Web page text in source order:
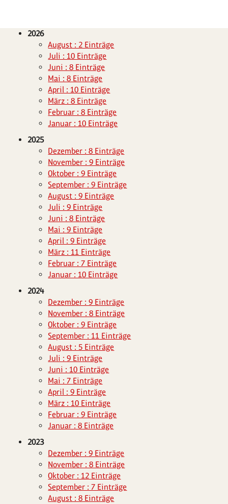
2026
August : 2 Einträge
Juli : 10 Einträge
Juni : 8 Einträge
Mai : 8 Einträge
April : 10 Einträge
März : 8 Einträge
Februar : 8 Einträge
Januar : 10 Einträge
2025
Dezember : 8 Einträge
November : 9 Einträge
Oktober : 9 Einträge
September : 9 Einträge
August : 9 Einträge
Juli : 9 Einträge
Juni : 8 Einträge
Mai : 9 Einträge
April : 9 Einträge
März : 11 Einträge
Februar : 7 Einträge
Januar : 10 Einträge
2024
Dezember : 9 Einträge
November : 8 Einträge
Oktober : 9 Einträge
September : 11 Einträge
August : 5 Einträge
Juli : 9 Einträge
Juni : 10 Einträge
Mai : 7 Einträge
April : 9 Einträge
März : 10 Einträge
Februar : 9 Einträge
Januar : 8 Einträge
2023
Dezember : 9 Einträge
November : 8 Einträge
Oktober : 12 Einträge
September : 7 Einträge
August : 8 Einträge